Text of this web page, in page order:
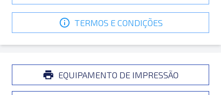
TERMOS E CONDIÇÕES
EQUIPAMENTO DE IMPRESSÃO